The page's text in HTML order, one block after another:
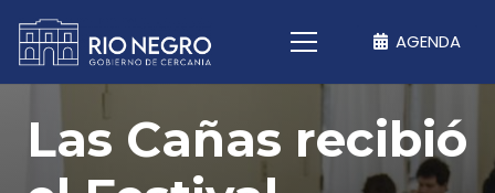
AGENDA
Las Cañas recibió